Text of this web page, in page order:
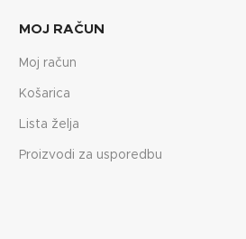
MOJ RAČUN
Moj račun
Košarica
Lista želja
Proizvodi za usporedbu